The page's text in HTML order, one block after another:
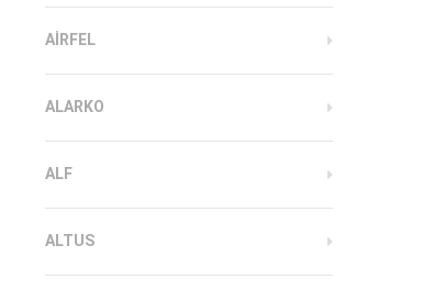
AIRFEL
ALARKO
ALF
ALTUS